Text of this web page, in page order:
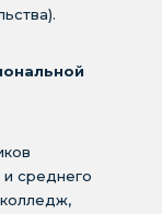
среднего